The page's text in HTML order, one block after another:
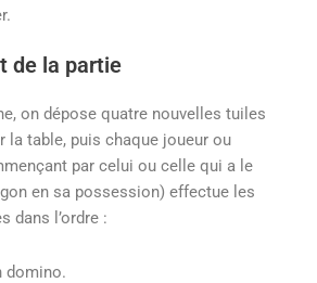
de la partie
on dépose quatre nouvelles tuiles
la table, puis chaque joueur ou
par celui ou celle qui a le
en sa possession) effectue les
dans l’ordre :
domino.